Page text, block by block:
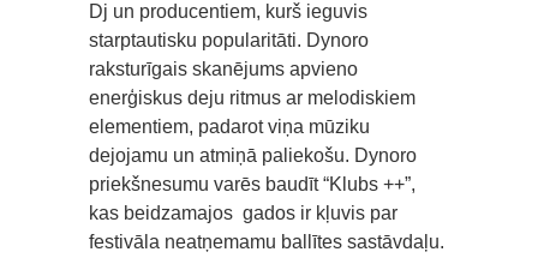
Dj un producentiem, kurš ieguvis
starptautisku popularitāti. Dynoro
raksturīgais skanējums apvieno
enerģiskus deju ritmus ar melodiskiem
elementiem, padarot viņa mūziku
dejojamu un atmiņā paliekošu. Dynoro
priekšnesumu varēs baudīt “Klubs ++”,
kas beidzamajos gados ir kļuvis par
festivāla neatņemamu ballītes sastāvdaļu.